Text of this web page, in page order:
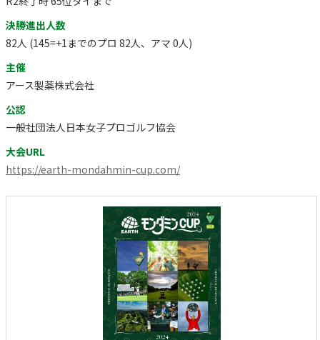
決勝進出人数
82人 (145=+1までのプロ 82人、アマ 0人)
主催
アース製薬株式会社
公認
一般社団法人日本女子プロゴルフ協会
大会URL
https://earth-mondahmin-cup.com/